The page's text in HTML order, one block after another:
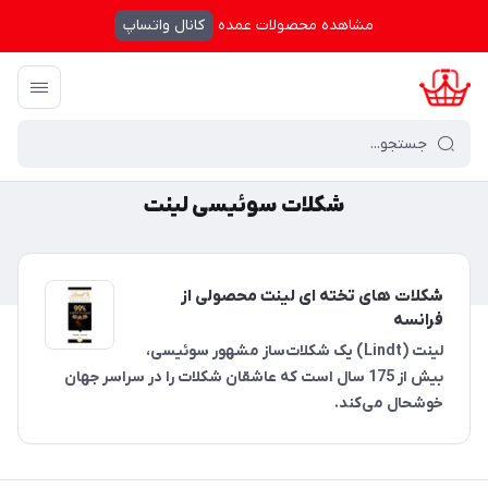
مشاهده محصولات عمده کانال واتساپ
کرال شاپینگ / شکلات سوئیسی لینت
شکلات سوئیسی لینت
شکلات های تخته ای لینت محصولی از
فرانسه
لینت (Lindt) یک شکلات‌ساز مشهور سوئیسی،
بیش از 175 سال است که عاشقان شکلات را در سراسر جهان
خوشحال می‌کند.